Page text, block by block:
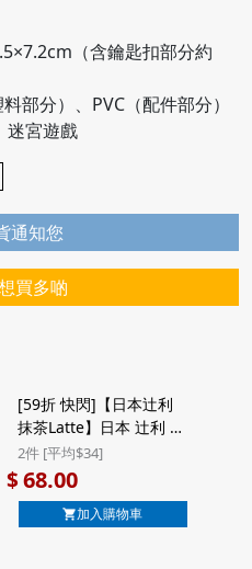
（含鑰匙扣部分約
部分）、PVC（配件部分）
迷宮遊戲
通知您
買多啲
[59折 快閃]【日本辻利
抹茶Latte】日本 辻利 京
都拿鐵 Latte 牛奶抹茶
10包裝 (982) ($68/2件)
2件 [平均$34]
$68.00
加入購物車